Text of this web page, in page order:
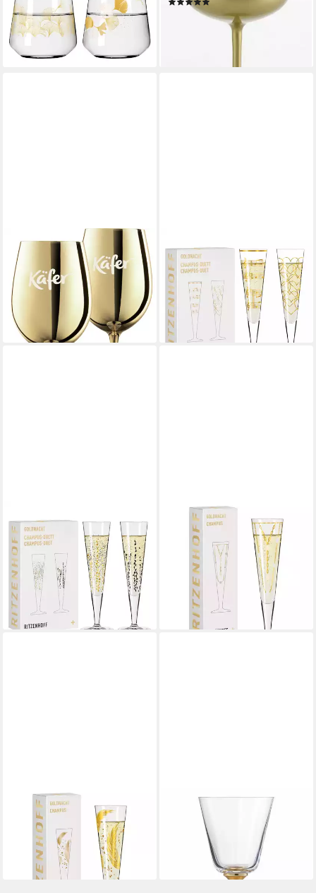
RDT/A. Vasconcelos H24,
Kristallglas
25,31 €
lieferbar - in 2-3 Werktagen bei dir
65,40 €
lieferbar - in 6-8 Werktagen bei dir
KÄFER
Cocktailglas, 2-tlg., Kristallglas,
600 ml, Höhe ca. 23 cm
49,95 €
lieferbar - in 6-8 Werktagen bei dir
Champagnerglas Goldnacht,
Kristallglas
ab 24,45 €
UVP 39,90 €
-39%
lieferbar - in 2-3 Werktagen bei dir
Sektglas Goldnacht, Glas,
Handwäsche empfohlen,
transparent, Blätter, H: 24cm
24,45 €
UVP 39,90 €
-39%
lieferbar - in 2-3 Werktagen bei dir
RITZENHOFF
Champagnerglas Goldnacht
25,31 €
lieferbar - in 2-3 Werktagen bei dir
RITZENHOFF
Champagnerglas Goldnacht,
Kristallglas
25,31 €
lieferbar - in 2-3 Werktagen bei dir
EISCH GERMANY
Weißweinglas Gold Rush 210
ml, 1-tlg., Kristallglas
lieferbar - in 2-3 Werktagen bei dir